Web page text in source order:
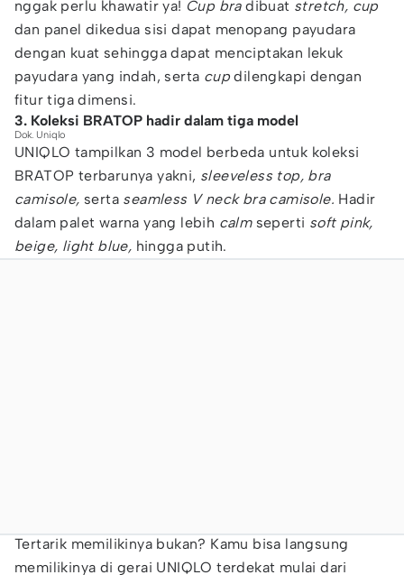
nggak perlu khawatir ya! Cup bradibuat stretch, cup
dan panel dikedua sisi dapat menopang payudara
dengan kuat sehingga dapat menciptakan lekuk
payudara yang indah, serta cupdilengkapi dengan
fitur tiga dimensi.
3. Koleksi BRATOP hadir dalam tiga model
Dok. Uniqlo
UNIQLO tampilkan 3 model berbeda untuk koleksi
BRATOP terbarunya yakni, sleeveless top, bra
camisole, serta seamless V neck bra camisole. Hadir
dalam palet warna yang lebih calm seperti soft pink,
beige, light blue, hingga putih.
Tertarik memilikinya bukan? Kamu bisa langsung
memilikinya di gerai UNIQLO terdekat mulai dari